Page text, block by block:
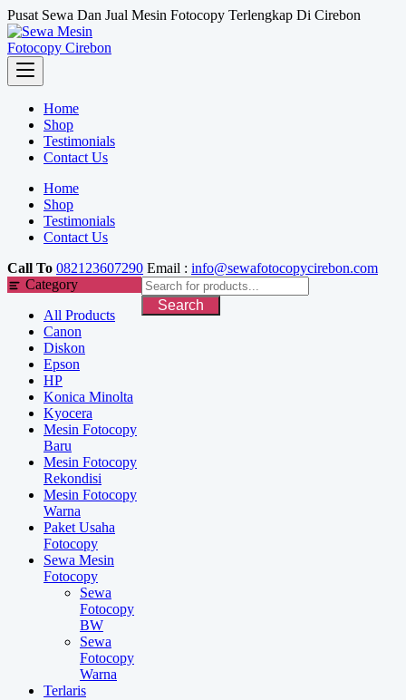
Skip
to
content
Pusat Sewa Dan Jual Mesin Fotocopy Terlengkap Di Cirebon
Home
Shop
Testimonials
Contact Us
Home
Shop
Testimonials
Contact Us
Call To 082123607290 Email : info@sewafotocopycirebon.com
Category
All Products
Canon
Diskon
Epson
HP
Konica Minolta
Kyocera
Mesin Fotocopy
Baru
Mesin Fotocopy
Rekondisi
Mesin Fotocopy
Warna
Paket Usaha
Fotocopy
Sewa Mesin
Fotocopy
Sewa
Fotocopy
BW
Sewa
Fotocopy
Warna
Terlaris
Search